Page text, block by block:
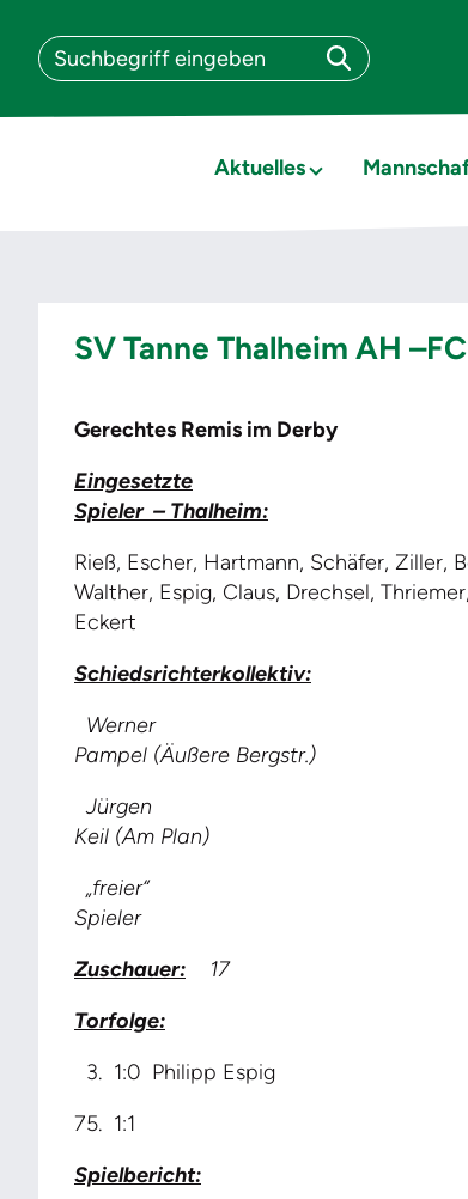
Aktuelles
SV Tanne Thalheim AH
Gerechtes Remis im Derby
Eingesetzte
Spieler – Thalheim:
Rieß, Escher, Hartmann, Schäfer, Ziller,
Walther, Espig, Claus, Drechsel,
Eckert
Schiedsrichterkollektiv:
Werner
Pampel (Äußere Bergstr.)
Jürgen
Keil (Am Plan)
„freier“
Spieler
Zuschauer: 17
Torfolge:
3. 1:0 Philipp Espig
75. 1:1
Spielbericht: